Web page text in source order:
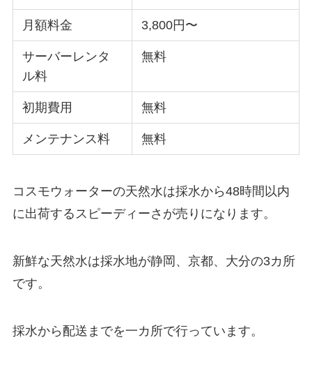
月額料金 3,800円〜
サーバーレンタ
ル料
無料
初期費用 無料
メンテナンス料 無料
コスモウォーターの天然水は採水から48時間以内
に出荷する スピーディーさが売りになります。
新鮮な天然水は採水地が静岡、京都、大分の3カ所
です。
採水から配送までを一カ所で行っています。